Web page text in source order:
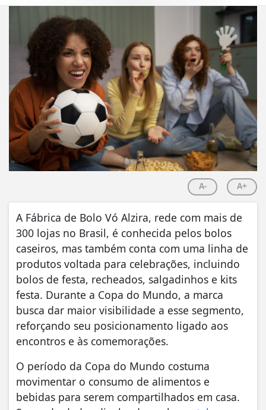
A- A+
A Fábrica de Bolo Vó Alzira, rede com mais de
300 lojas no Brasil, é conhecida pelos bolos
caseiros, mas também conta com uma linha de
produtos voltada para celebrações, incluindo
bolos de festa, recheados, salgadinhos e kits
festa. Durante a Copa do Mundo, a marca
busca dar maior visibilidade a esse segmento,
reforçando seu posicionamento ligado aos
encontros e às comemorações.
O período da Copa do Mundo costuma
movimentar o consumo de alimentos e
bebidas para serem compartilhados em casa.